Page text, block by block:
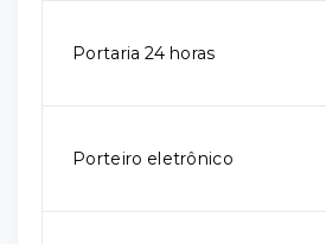
Portaria 24 horas
Porteiro eletrônico